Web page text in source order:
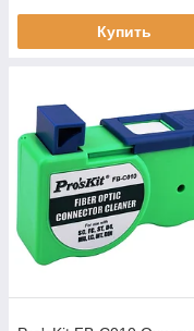
Купить